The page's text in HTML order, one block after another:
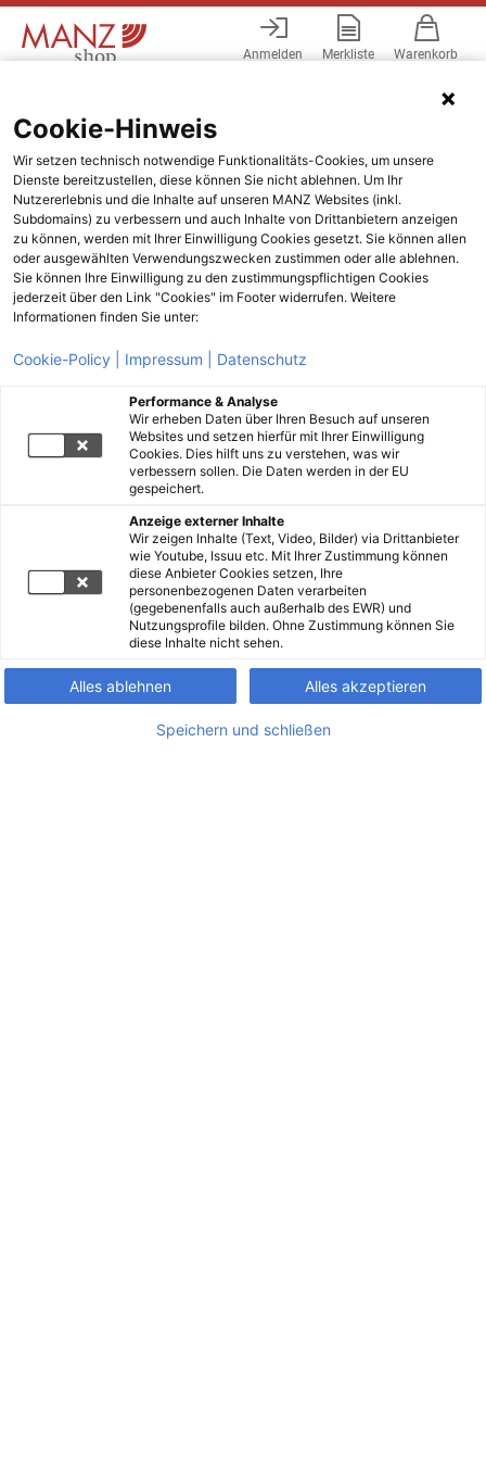
Anmelden Merkliste Warenkorb
Cookie-Hinweis
Wir setzen technisch notwendige Funktionalitäts-Cookies, um unsere
Dienste bereitzustellen, diese können Sie nicht ablehnen. Um Ihr
Nutzererlebnis und die Inhalte auf unseren MANZ Websites (inkl.
Subdomains) zu verbessern und auch Inhalte von Drittanbietern anzeigen
zu können, werden mit Ihrer Einwilligung Cookies gesetzt. Sie können allen
oder ausgewählten Verwendungszwecken zustimmen oder alle ablehnen.
Sie können Ihre Einwilligung zu den zustimmungspflichtigen Cookies
jederzeit über den Link "Cookies" im Footer widerrufen. Weitere
Informationen finden Sie unter:
Cookie-Policy | Impressum | Datenschutz
Performance & Analyse
Wir erheben Daten über Ihren Besuch auf unseren
Websites und setzen hierfür mit Ihrer Einwilligung
Cookies. Dies hilft uns zu verstehen, was wir
verbessern sollen. Die Daten werden in der EU
gespeichert.
Anzeige externer Inhalte
Wir zeigen Inhalte (Text, Video, Bilder) via Drittanbieter
wie Youtube, Issuu etc. Mit Ihrer Zustimmung können
diese Anbieter Cookies setzen, Ihre
personenbezogenen Daten verarbeiten
(gegebenenfalls auch außerhalb des EWR) und
Nutzungsprofile bilden. Ohne Zustimmung können Sie
diese Inhalte nicht sehen.
Alles ablehnen Alles akzeptieren
Speichern und schließen